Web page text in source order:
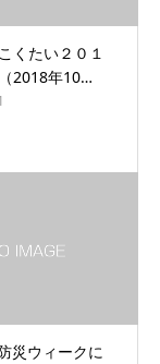
くたい２０１
2018年10…
災ウィークに